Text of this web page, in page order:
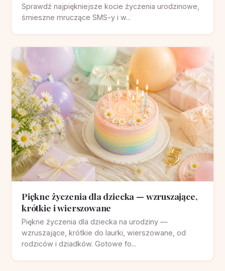
Sprawdź najpiękniejsze kocie życzenia urodzinowe,
śmieszne mruczące SMS-y i w...
Piękne życzenia dla dziecka — wzruszające,
krótkie i wierszowane
Piękne życzenia dla dziecka na urodziny —
wzruszające, krótkie do laurki, wierszowane, od
rodziców i dziadków. Gotowe fo...